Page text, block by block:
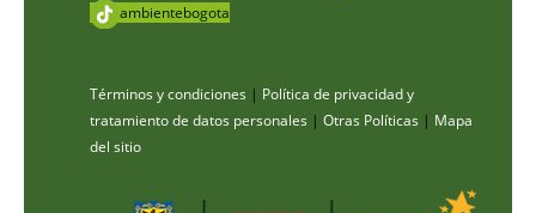
ambientebogota
Términos y condiciones | Política de privacidad y
tratamiento de datos personales | Otras Políticas | Mapa
del sitio